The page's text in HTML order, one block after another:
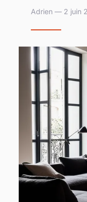
Adrien — 2 juin